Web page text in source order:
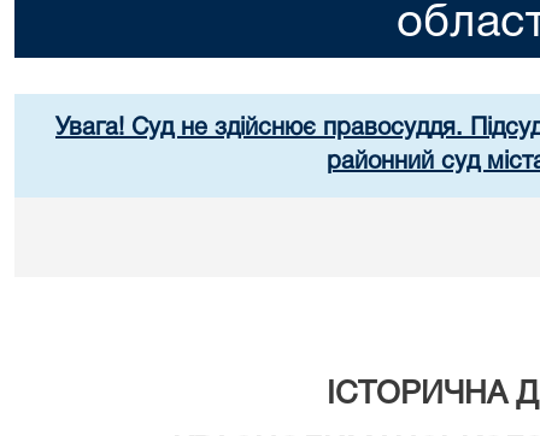
Увага! Суд не здійснює правосуддя.
районний суд
ІСТОРИЧНА